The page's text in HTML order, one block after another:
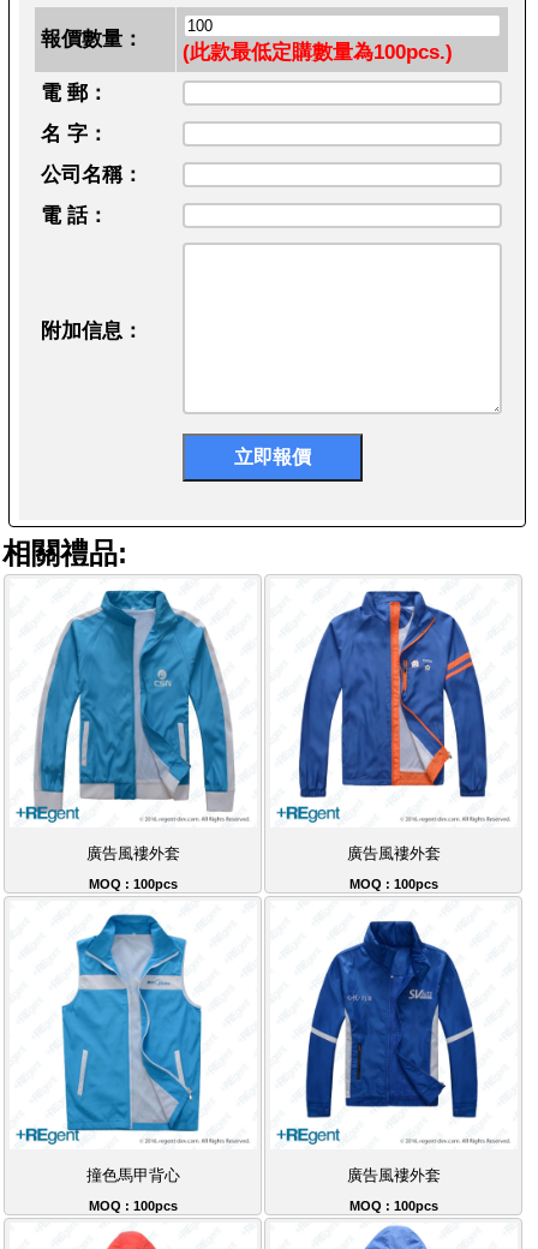
報價數量：
(此款最低定購數量為100pcs.)
電 郵：
名 字：
公司名稱：
電 話：
附加信息：
相關禮品:
廣告風褸外套
MOQ : 100pcs
廣告風褸外套
MOQ : 100pcs
撞色馬甲背心
MOQ : 100pcs
廣告風褸外套
MOQ : 100pcs